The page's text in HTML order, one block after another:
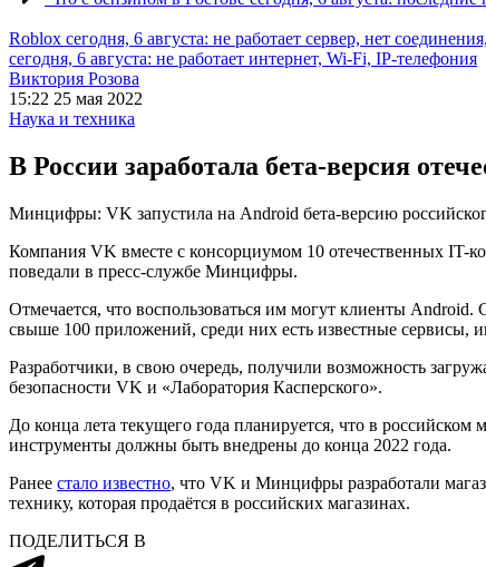
Roblox сегодня, 6 августа: не работает сервер, нет
сегодня, 6 августа: не работает интернет, Wi-Fi, IP-телефония
Виктория Розова
15:22 25 мая 2022
Наука и техника
В России заработала бета-версия
Минцифры: VK запустила на Android бета-версию
Компания VK вместе с консорциумом 10 отечественных IT-
поведали в пресс-службе Минцифры.
Отмечается, что воспользоваться им могут клиенты
свыше 100 приложений, среди них есть известные сервисы,
Разработчики, в свою очередь, получили возможность
безопасности VK и «Лаборатория Касперского».
До конца лета текущего года планируется, что в
инструменты должны быть внедрены до конца 2022 года.
Ранее стало известно, что VK и Минцифры разработали
технику, которая продаётся в российских магазинах.
ПОДЕЛИТЬСЯ В